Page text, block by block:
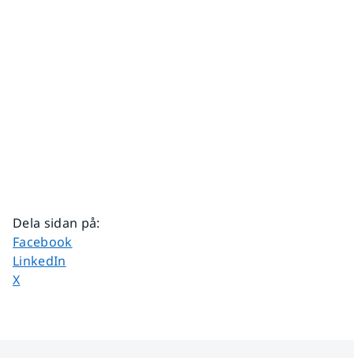
Dela sidan på:
Dela sidan på
Facebook
Dela sidan på
LinkedIn
Dela sidan på
X